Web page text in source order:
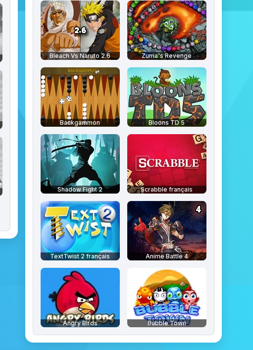
Bleach Vs Naruto 2.6 Zuma's Revenge
Backgammon Bloons TD 5
Shadow Fight 2 Scrabble français
TextTwist 2 français Anime Battle 4
Angry Birds Bubble Town